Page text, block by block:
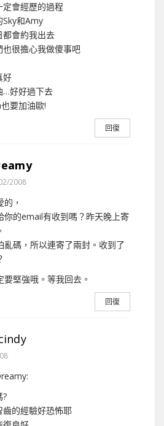
定會經歷的過程
Sky和Amy
都會約我出去
也很擔心我做傻事吧
好
…好好過下去
要加油歐!
回復
2008
的，
你的email有收到嗎？昨天晚上寄
亂碼，所以連寄了兩封。收到了
要堅強哦。等我回去。
回復
?
齒的經驗好恐怖耶